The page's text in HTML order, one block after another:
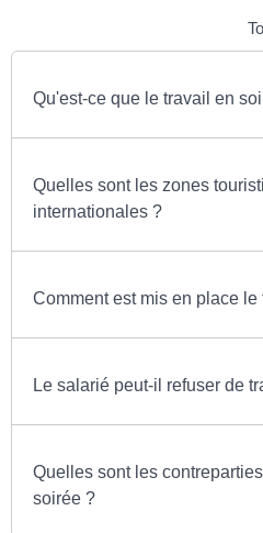
Qu'est-ce que le travail en
Quelles sont les zones
internationales ?
Comment est mis en place
Le salarié peut-il refuser de
Quelles sont les
soirée ?